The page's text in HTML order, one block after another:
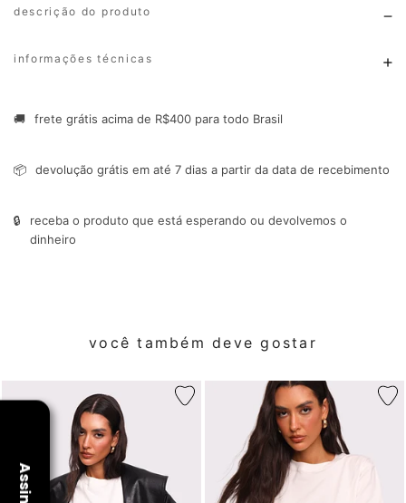
descrição do produto
informações técnicas
🚚 frete grátis acima de R$400 para todo Brasil
📦 devolução grátis em até 7 dias a partir da data de recebimento
🔒
receba o produto que está esperando ou devolvemos o
dinheiro
você também deve gostar